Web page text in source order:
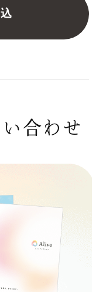
合わせ